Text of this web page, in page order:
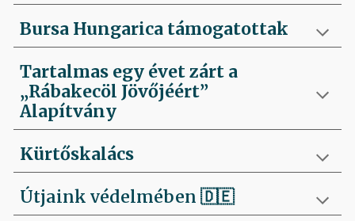
Bursa Hungarica támogatottak
Tartalmas egy évet zárt a
„Rábakecöl Jövőjéért”
Alapítvány
Kürtőskalács
Útjaink védelmében🇩🇪